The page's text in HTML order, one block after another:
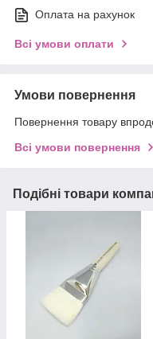
Оплата на рахунок
Всі умови оплати
Умови повернення
Повернення товару
Всі умови повернення
Подібні товари